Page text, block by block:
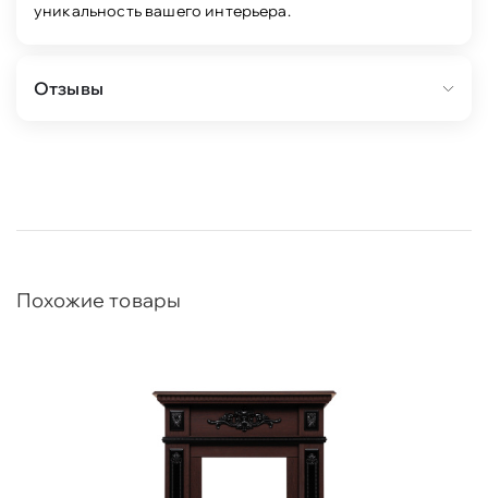
уникальность вашего интерьера.
Отзывы
Похожие товары